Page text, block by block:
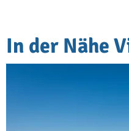
In der Nähe